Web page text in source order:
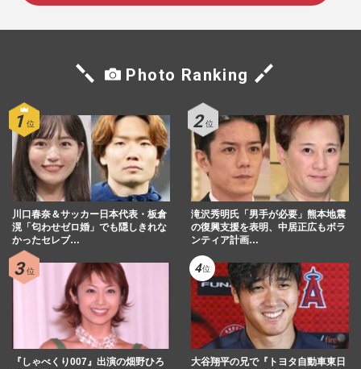
Photo Ranking
川口春奈＆サッカー日本代表・板倉
滉「匂わせゼロ婚」でも隠しきれな
かったセレブ…
滝沢秀明氏「男手が必要」熊本地震
の復興支援を表明、中居正広もボラ
ンティア計画…
『しゃべくり007』出演の畑野ひろ
大谷翔平の兄で『トヨタ自動車東日